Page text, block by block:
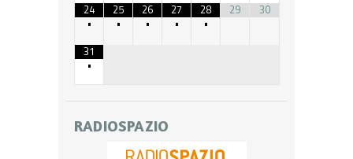
24
•
25
•
26
•
27
•
28
•
29 30
31
•
RADIOSPAZIO